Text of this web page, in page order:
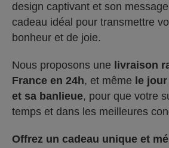
design captivant et son
cadeau idéal pour transmettre
bonheur et de joie.
Nous proposons une livraison
France en 24h, et même le
et sa banlieue, pour que votre
temps et dans les meilleures
Offrez un cadeau unique et